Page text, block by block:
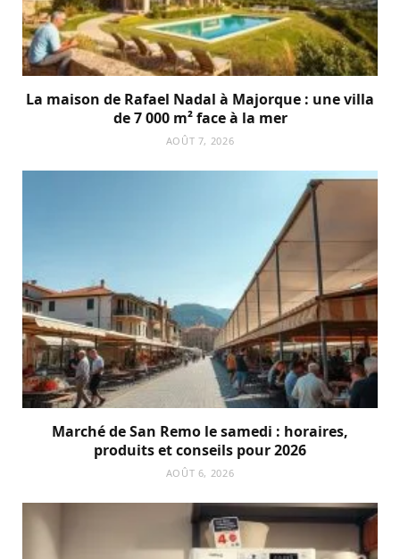
La maison de Rafael Nadal à Majorque : une villa
de 7 000 m² face à la mer
AOÛT 7, 2026
Marché de San Remo le samedi : horaires,
produits et conseils pour 2026
AOÛT 6, 2026